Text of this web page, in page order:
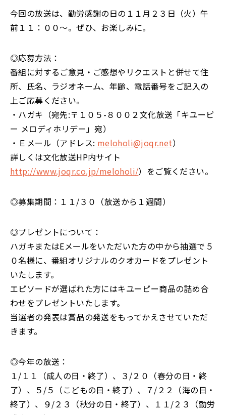
今回の放送は、勤労感謝の日の１１月２３日（火）午
前１１：００〜。ぜひ、お楽しみに。
◎応募方法：
番組に対するご意見・ご感想やリクエストと併せて住
所、氏名、ラジオネーム、年齢、電話番号をご記入の
上ご応募ください。
・ハガキ（宛先:〒１０５-８００２文化放送「キユーピ
ー メロディホリデー」宛）
・Ｅメール（アドレス: meloholi@joqr.net）
詳しくは文化放送HP内サイト
http://www.joqr.co.jp/meloholi/）をご覧ください。
◎募集期間：１１/３０（放送から１週間）
◎プレゼントについて：
ハガキまたはEメールをいただいた方の中から抽選で５
０名様に、番組オリジナルのクオカードをプレゼント
いたします。
エピソードが選ばれた方にはキユーピー商品の詰め合
わせをプレゼントいたします。
当選者の発表は賞品の発送をもってかえさせていただ
きます。
◎今年の放送：
１/１１（成人の日・終了）、３/２０（春分の日・終
了）、５/５（こどもの日・終了）、７/２２（海の日・
終了）、９/２３（秋分の日・終了）、１１/２３（勤労